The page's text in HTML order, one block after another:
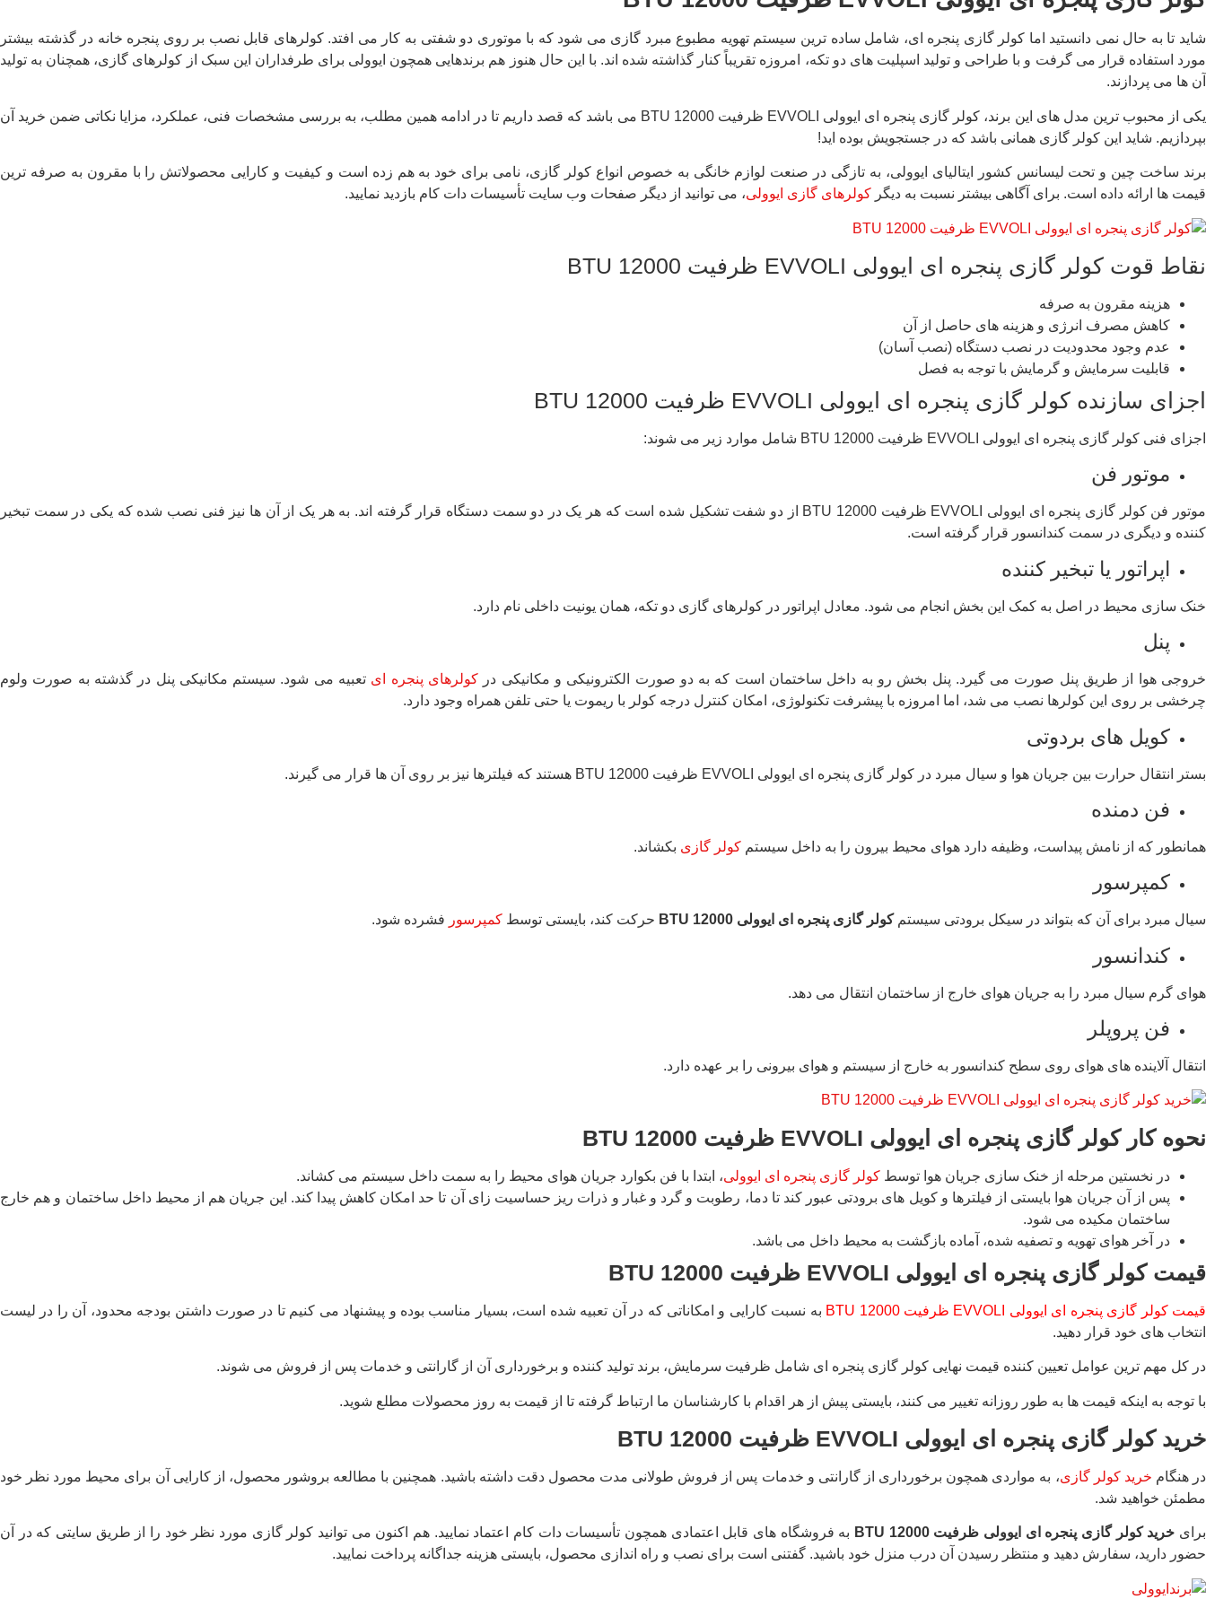
شاید تا به حال نمی دانستید اما کولر گازی پنجره ای، شامل ساده ترین سیستم تهویه مطبوع مبرد گازی می شود که با موتوری دو شفتی به کار می افتد. کولرهای قابل نصب بر روی پنجره خانه در گذشته بیشتر
مورد استفاده قرار می گرفت و با طراحی و تولید اسپلیت های دو تکه، امروزه تقریباً کنار گذاشته شده اند. با این حال هنوز هم برندهایی همچون ایوولی برای طرفداران این سبک از کولرهای گازی، همچنان به تولید
آن ها می پردازند.
یکی از محبوب ترین مدل های این برند، کولر گازی پنجره ای ایوولی EVVOLI ظرفیت 12000 BTU می باشد که قصد داریم تا در ادامه همین مطلب، به بررسی مشخصات فنی، عملکرد، مزایا نکاتی ضمن خرید آن
بپردازیم. شاید این کولر گازی همانی باشد که در جستجویش بوده اید!
برند ساخت چین و تحت لیسانس کشور ایتالیای ایوولی، به تازگی در صنعت لوازم خانگی به خصوص انواع کولر گازی، نامی برای خود به هم زده است و کیفیت و کارایی محصولاتش را با مقرون به صرفه ترین
قیمت ها ارائه داده است. برای آگاهی بیشتر نسبت به دیگر کولرهای گازی ایوولی، می توانید از دیگر صفحات وب سایت تأسیسات دات کام بازدید نمایید.
نقاط قوت کولر گازی پنجره ای ایوولی EVVOLI ظرفیت 12000 BTU
هزینه مقرون به صرفه
کاهش مصرف انرژی و هزینه های حاصل از آن
عدم وجود محدودیت در نصب دستگاه (نصب آسان)
قابلیت سرمایش و گرمایش با توجه به فصل
اجزای سازنده کولر گازی پنجره ای ایوولی EVVOLI ظرفیت 12000 BTU
اجزای فنی کولر گازی پنجره ای ایوولی EVVOLI ظرفیت 12000 BTU شامل موارد زیر می شوند:
موتور فن
موتور فن کولر گازی پنجره ای ایوولی EVVOLI ظرفیت 12000 BTU از دو شفت تشکیل شده است که هر یک در دو سمت دستگاه قرار گرفته اند. به هر یک از آن ها نیز فنی نصب شده که یکی در سمت تبخیر
کننده و دیگری در سمت کندانسور قرار گرفته است.
اپراتور یا تبخیر کننده
خنک سازی محیط در اصل به کمک این بخش انجام می شود. معادل اپراتور در کولرهای گازی دو تکه، همان یونیت داخلی نام دارد.
پنل
خروجی هوا از طریق پنل صورت می گیرد. پنل بخش رو به داخل ساختمان است که به دو صورت الکترونیکی و مکانیکی در کولرهای پنجره ای تعبیه می شود. سیستم مکانیکی پنل در گذشته به صورت ولوم
چرخشی بر روی این کولرها نصب می شد، اما امروزه با پیشرفت تکنولوژی، امکان کنترل درجه کولر با ریموت یا حتی تلفن همراه وجود دارد.
کویل های بردوتی
بستر انتقال حرارت بین جریان هوا و سیال مبرد در کولر گازی پنجره ای ایوولی EVVOLI ظرفیت 12000 BTU هستند که فیلترها نیز بر روی آن ها قرار می گیرند.
فن دمنده
همانطور که از نامش پیداست، وظیفه دارد هوای محیط بیرون را به داخل سیستم کولر گازی بکشاند.
کمپرسور
سیال مبرد برای آن که بتواند در سیکل برودتی سیستمکولر گازی پنجره ای ایوولی 12000 BTU حرکت کند، بایستی توسط کمپرسور فشرده شود.
کندانسور
هوای گرم سیال مبرد را به جریان هوای خارج از ساختمان انتقال می دهد.
فن پروپلر
انتقال آلاینده های هوای روی سطح کندانسور به خارج از سیستم و هوای بیرونی را بر عهده دارد.
نحوه کار کولر گازی پنجره ای ایوولی EVVOLI ظرفیت 12000 BTU
در نخستین مرحله از خنک سازی جریان هوا توسط کولر گازی پنجره ای ایوولی، ابتدا با فن بکوارد جریان هوای محیط را به سمت داخل سیستم می کشاند.
پس از آن جریان هوا بایستی از فیلترها و کویل های برودتی عبور کند تا دما، رطوبت و گرد و غبار و ذرات ریز حساسیت زای آن تا حد امکان کاهش پیدا کند. این جریان هم از محیط داخل ساختمان و هم خارج
ساختمان مکیده می شود.
در آخر هوای تهویه و تصفیه شده، آماده بازگشت به محیط داخل می باشد.
قیمت کولر گازی پنجره ای ایوولی EVVOLI ظرفیت 12000 BTU
قیمت کولر گازی پنجره ای ایوولی EVVOLI ظرفیت 12000 BTU
به نسبت کارایی و امکاناتی که در آن تعبیه شده است، بسیار مناسب بوده و پیشنهاد می کنیم تا در صورت داشتن بودجه محدود، آن را در لیست
انتخاب های خود قرار دهید.
در کل مهم ترین عوامل تعیین کننده قیمت نهایی کولر گازی پنجره ای شامل ظرفیت سرمایش، برند تولید کننده و برخورداری آن از گارانتی و خدمات پس از فروش می شوند.
با توجه به اینکه قیمت ها به طور روزانه تغییر می کنند، بایستی پیش از هر اقدام با کارشناسان ما ارتباط گرفته تا از قیمت به روز محصولات مطلع شوید.
خرید کولر گازی پنجره ای ایوولی EVVOLI ظرفیت 12000 BTU
در هنگام خرید کولر گازی، به مواردی همچون برخورداری از گارانتی و خدمات پس از فروش طولانی مدت محصول دقت داشته باشید. همچنین با مطالعه بروشور محصول، از کارایی آن برای محیط مورد نظر خود
مطمئن خواهید شد.
برای خرید کولر گازی پنجره ای ایوولی ظرفیت 12000 BTU
به فروشگاه های قابل اعتمادی همچون تأسیسات دات کام اعتماد نمایید. هم اکنون می توانید کولر گازی مورد نظر خود را از طریق سایتی که در آن
حضور دارید، سفارش دهید و منتظر رسیدن آن درب منزل خود باشید. گفتنی است برای نصب و راه اندازی محصول، بایستی هزینه جداگانه پرداخت نمایید.